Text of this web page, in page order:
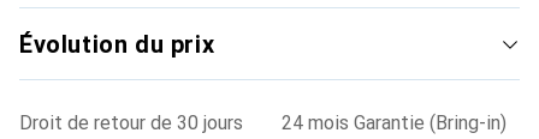
Évolution du prix
Droit de retour de 30 jours
24 mois Garantie (Bring-in)